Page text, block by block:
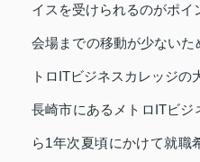
イスを受けられるのがポイ
会場までの移動が少ないた
トロITビジネスカレッジの
長崎市にあるメトロITビ
ら1年次夏頃にかけて就職